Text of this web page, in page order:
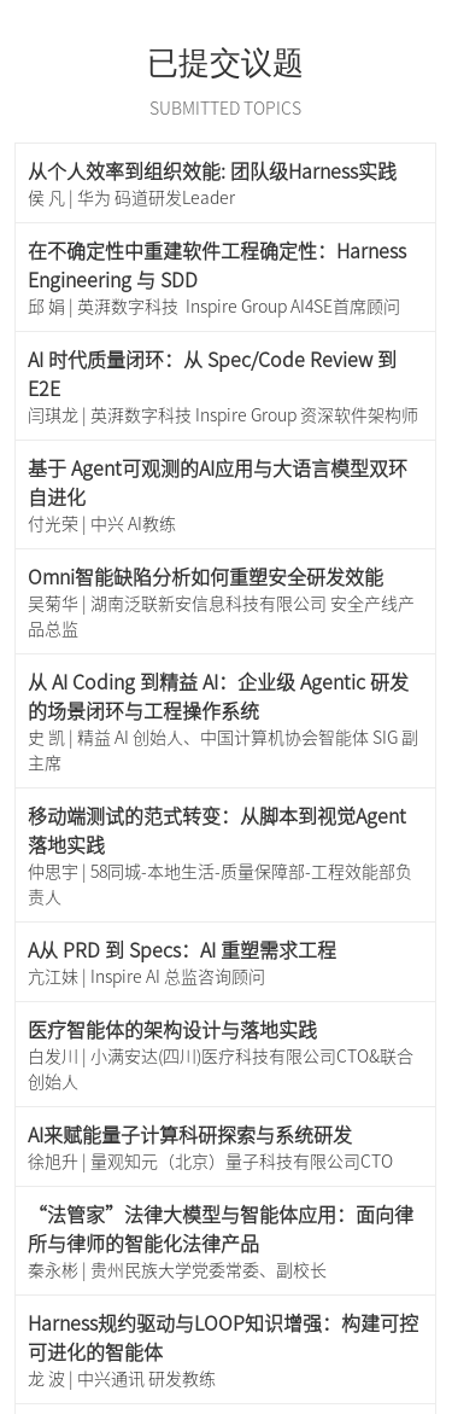
已提交议题
SUBMITTED TOPICS
从个人效率到组织效能: 团队级Harness实践
侯 凡 | 华为 码道研发Leader
在不确定性中重建软件工程确定性：Harness
Engineering 与 SDD
邱 娟 | 英湃数字科技 Inspire Group AI4SE首席顾问
AI 时代质量闭环：从 Spec/Code Review 到
E2E
闫琪龙 | 英湃数字科技 Inspire Group 资深软件架构师
基于 Agent可观测的AI应用与大语言模型双环
自进化
付光荣 | 中兴 AI教练
Omni智能缺陷分析如何重塑安全研发效能
吴菊华 | 湖南泛联新安信息科技有限公司 安全产线产
品总监
从 AI Coding 到精益 AI：企业级 Agentic 研发
的场景闭环与工程操作系统
史 凯 | 精益 AI 创始人、中国计算机协会智能体 SIG 副
主席
移动端测试的范式转变：从脚本到视觉Agent
落地实践
仲思宇 | 58同城-本地生活-质量保障部-工程效能部负
责人
A从 PRD 到 Specs：AI 重塑需求工程
亢江妹 | Inspire AI 总监咨询顾问
医疗智能体的架构设计与落地实践
白发川 | 小满安达(四川)医疗科技有限公司CTO&联合
创始人
AI来赋能量子计算科研探索与系统研发
徐旭升 | 量观知元（北京）量子科技有限公司CTO
“法管家”法律大模型与智能体应用：面向律
所与律师的智能化法律产品
秦永彬 | 贵州民族大学党委常委、副校长
Harness规约驱动与LOOP知识增强：构建可控
可进化的智能体
龙 波 | 中兴通讯 研发教练